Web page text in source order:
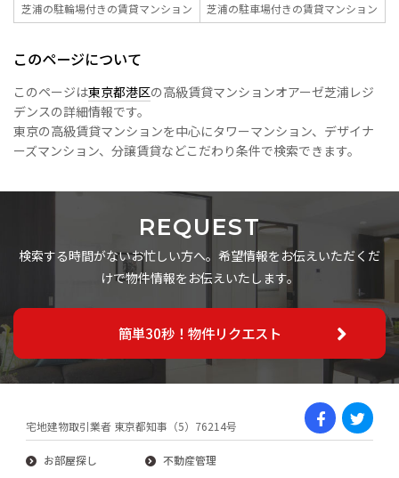
芝浦の駐輪場付きの賃貸マンション 芝浦の駐車場付きの賃貸マンション
このページについて
このページは東京都港区の高級賃貸マンションオアーゼ芝浦レジ
デンスの詳細情報です。
東京の高級賃貸マンションを中心にタワーマンション、デザイナ
ーズマンション、分譲賃貸などこだわり条件で検索できます。
REQUEST
検索する時間がないお忙しい方へ。希望情報をお伝えいただくだ
けで物件情報をお伝えいたします。
簡単30秒！物件リクエスト
宅地建物取引業者 東京都知事（5）76214号
お部屋探し 不動産管理